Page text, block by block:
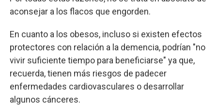
aconsejar a los flacos que engorden.
En cuanto a los obesos, incluso si existen efectos
protectores con relación a la demencia, podrían "no
vivir suficiente tiempo para beneficiarse" ya que,
recuerda, tienen más riesgos de padecer
enfermedades cardiovasculares o desarrollar
algunos cánceres.